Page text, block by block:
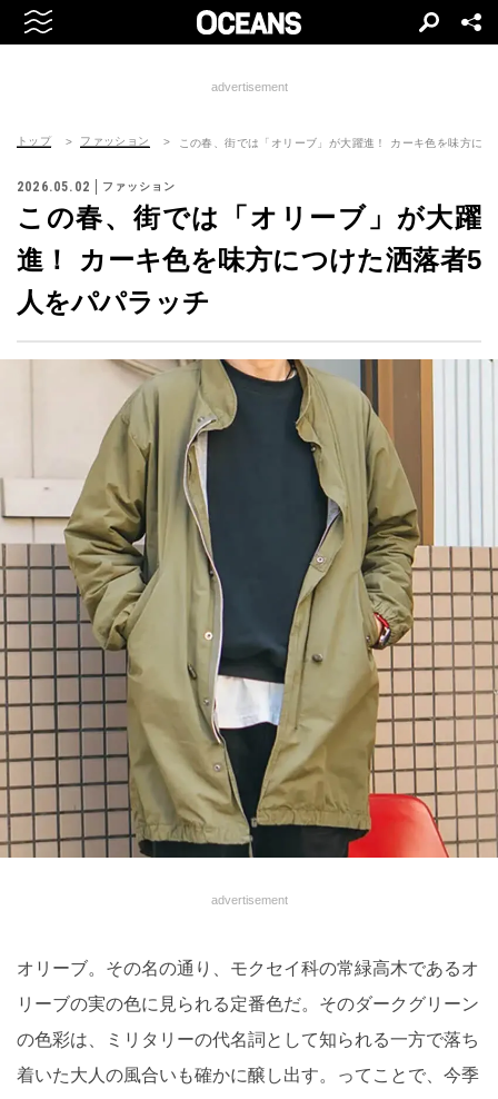
advertisement
トップ ファッション この春、街では「オリーブ」が大躍進！ カーキ色を味方に
2026.05.02 ファッション
この春、街では「オリーブ」が大躍
進！ カーキ色を味方につけた洒落者5
人をパパラッチ
advertisement
オリーブ。その名の通り、モクセイ科の常緑高木であるオ
リーブの実の色に見られる定番色だ。そのダークグリーン
の色彩は、ミリタリーの代名詞として知られる一方で落ち
着いた大人の風合いも確かに醸し出す。ってことで、今季